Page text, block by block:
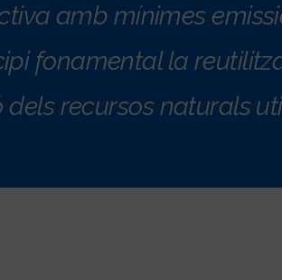
amb mínimes
fonamental la
recursos naturals